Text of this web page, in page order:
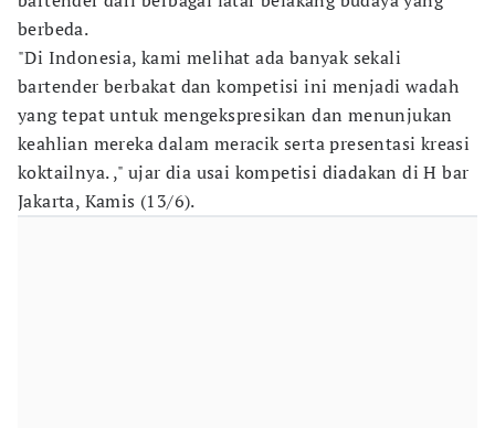
berbeda.
"Di Indonesia, kami melihat ada banyak sekali
bartender berbakat dan kompetisi ini menjadi wadah
yang tepat untuk mengekspresikan dan menunjukan
keahlian mereka dalam meracik serta presentasi kreasi
koktailnya. ," ujar dia usai kompetisi diadakan di H bar
Jakarta, Kamis (13/6).